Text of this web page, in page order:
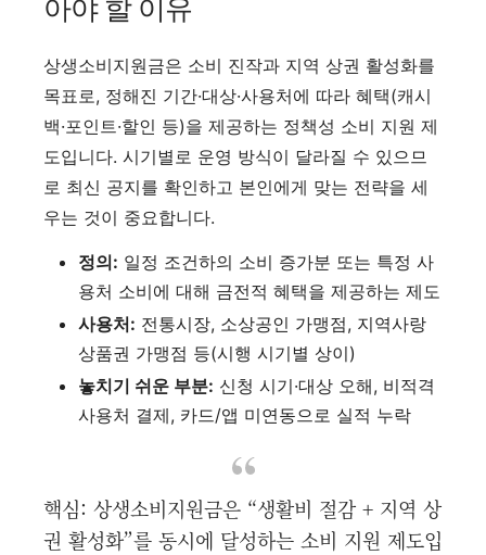
아야 할 이유
상생소비지원금은 소비 진작과 지역 상권 활성화를
목표로, 정해진 기간·대상·사용처에 따라 혜택(캐시
백·포인트·할인 등)을 제공하는 정책성 소비 지원 제
도입니다. 시기별로 운영 방식이 달라질 수 있으므
로 최신 공지를 확인하고 본인에게 맞는 전략을 세
우는 것이 중요합니다.
정의: 일정 조건하의 소비 증가분 또는 특정 사
용처 소비에 대해 금전적 혜택을 제공하는 제도
사용처: 전통시장, 소상공인 가맹점, 지역사랑
상품권 가맹점 등(시행 시기별 상이)
놓치기 쉬운 부분: 신청 시기·대상 오해, 비적격
사용처 결제, 카드/앱 미연동으로 실적 누락
핵심: 상생소비지원금은 “생활비 절감 + 지역 상
권 활성화”를 동시에 달성하는 소비 지원 제도입